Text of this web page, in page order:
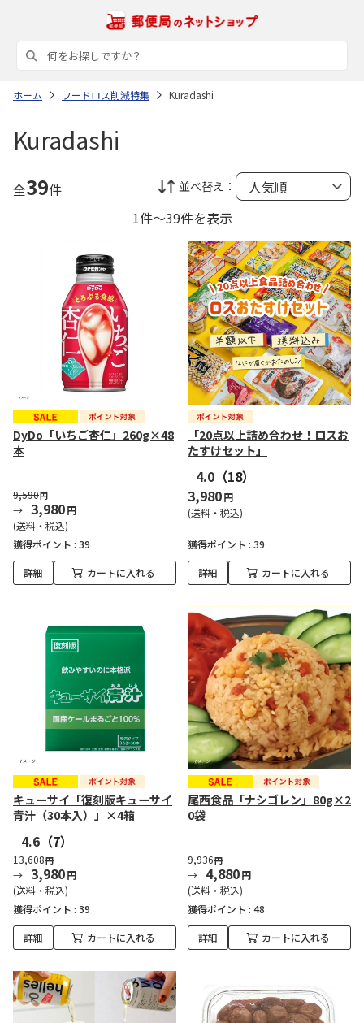
ホーム フードロス削減特集 Kuradashi
Kuradashi
全39件 並べ替え：
1件～39件を表示
DyDo「いちご杏仁」260g×48
本
9,590円
3,980円
(送料・税込)
獲得ポイント : 39
詳細 カートに入れる
「20点以上詰め合わせ！ロスお
たすけセット」
4.0 （18）
3,980円
(送料・税込)
獲得ポイント : 39
詳細 カートに入れる
キューサイ「復刻版キューサイ
青汁（30本入）」×4箱
4.6 （7）
13,608円
3,980円
(送料・税込)
獲得ポイント : 39
詳細 カートに入れる
尾西食品「ナシゴレン」80g×2
0袋
9,936円
4,880円
(送料・税込)
獲得ポイント : 48
詳細 カートに入れる